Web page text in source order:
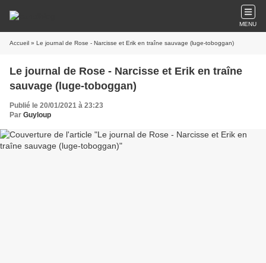
MENU
Accueil » Le journal de Rose - Narcisse et Erik en traîne sauvage (luge-toboggan)
Le journal de Rose - Narcisse et Erik en traîne
sauvage (luge-toboggan)
Publié le 20/01/2021 à 23:23
Par Guyloup